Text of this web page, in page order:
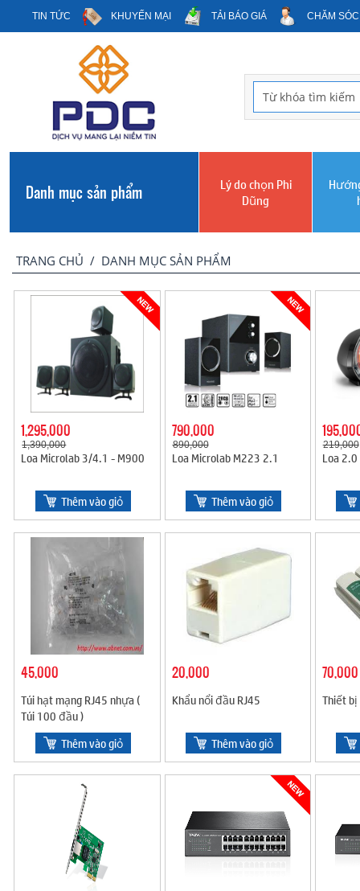
TIN TỨC KHUYẾN MẠI TẢI BÁO GIÁ CHĂM
Danh mục sản phẩm
Lý do chọn Phi
Dũng
TRANG CHỦ / DANH MỤC SẢN PHẨM
1,295,000
1,390,000
Loa Microlab 3/4.1 - M900
Thêm vào giỏ
790,000
890,000
Loa Microlab M223 2.1
Thêm vào giỏ
219,000
Loa
45,000
Túi hạt mạng RJ45 nhựa (
Túi 100 đầu )
Thêm vào giỏ
20,000
Khẩu nổi đầu RJ45
Thêm vào giỏ
70,000
Thiết